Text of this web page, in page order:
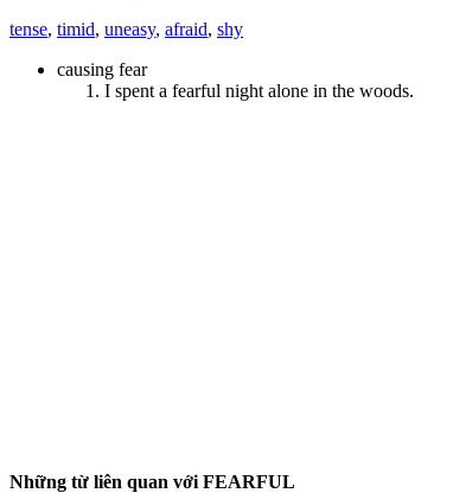
tense, timid, uneasy, afraid, shy
causing fear
I spent a fearful night alone in the woods.
Những từ liên quan với FEARFUL